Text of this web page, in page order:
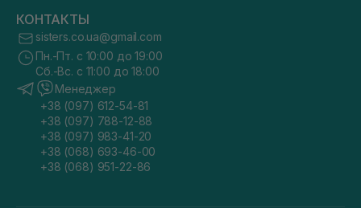
КОНТАКТЫ
sisters.co.ua@gmail.com
Пн.-Пт. с 10:00 до 19:00
Сб.-Вс. с 11:00 до 18:00
Менеджер
+38 (097) 612-54-81
+38 (097) 788-12-88
+38 (097) 983-41-20
+38 (068) 693-46-00
+38 (068) 951-22-86